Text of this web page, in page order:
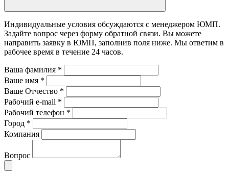
Индивидуальные условия обсуждаются с менеджером ЮМП.
Задайте вопрос через форму обратной связи. Вы можете
направить заявку в ЮМП, заполнив поля ниже. Mы ответим в
рабочее время в течение 24 часов.
Ваша фамилия *
Ваше имя *
Ваше Отчество *
Рабочий e-mail *
Рабочий телефон *
Город *
Компания
Вопрос